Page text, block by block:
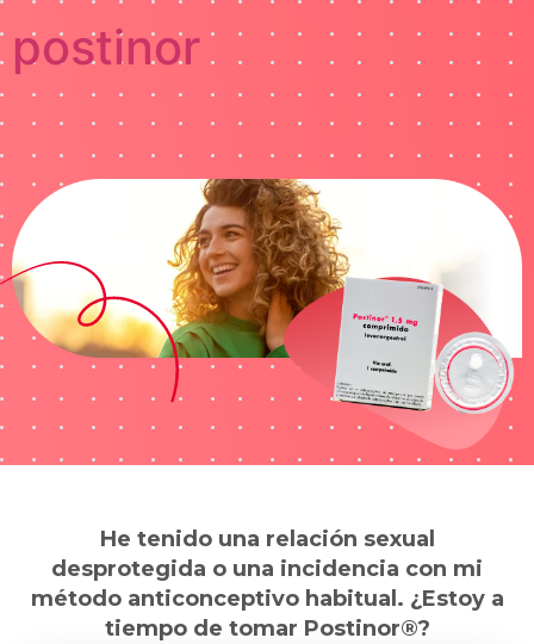
postinor
He tenido una relación sexual
desprotegida o una incidencia con mi
método anticonceptivo habitual. ¿Estoy a
tiempo de tomar Postinor®?